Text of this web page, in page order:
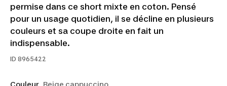
permise dans ce short mixte en coton. Pensé
pour un usage quotidien, il se décline en plusieurs
couleurs et sa coupe droite en fait un
indispensable.
ID 8965422
Couleur Beige cappuccino